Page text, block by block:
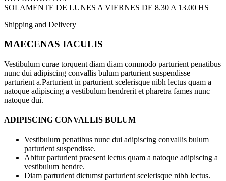
SOLAMENTE DE LUNES A VIERNES DE 8.30 A 13.00 HS
Shipping and Delivery
MAECENAS IACULIS
Vestibulum curae torquent diam diam commodo parturient penatibus
nunc dui adipiscing convallis bulum parturient suspendisse
parturient a.Parturient in parturient scelerisque nibh lectus quam a
natoque adipiscing a vestibulum hendrerit et pharetra fames nunc
natoque dui.
ADIPISCING CONVALLIS BULUM
Vestibulum penatibus nunc dui adipiscing convallis bulum
parturient suspendisse.
Abitur parturient praesent lectus quam a natoque adipiscing a
vestibulum hendre.
Diam parturient dictumst parturient scelerisque nibh lectus.